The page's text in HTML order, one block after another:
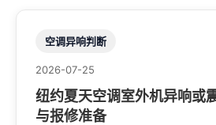
空调异响判断
2026-07-25
纽约夏天空调室外机异响或
与报修准备